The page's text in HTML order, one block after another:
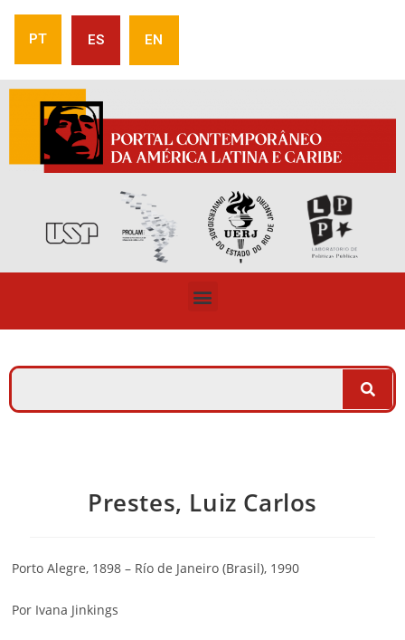
PT ES EN
Prestes, Luiz Carlos
Porto Alegre, 1898 – Río de Janeiro (Brasil), 1990
Por Ivana Jinkings